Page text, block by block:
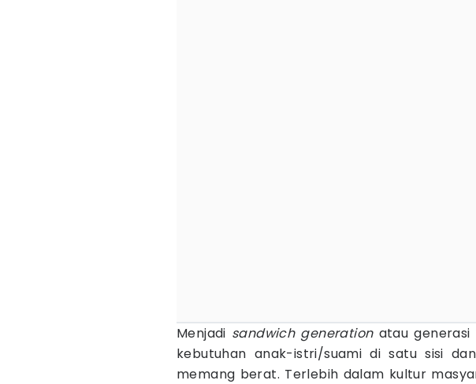
Menjadi sandwich generationatau generasi
kebutuhan anak-istri/suami di satu sisi
memang berat. Terlebih dalam kultur